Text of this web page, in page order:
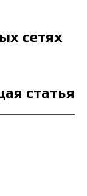
сетях
статья